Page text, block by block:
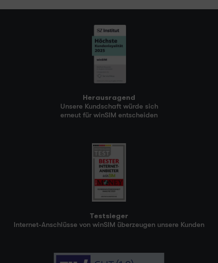
Herausragend
Unsere Kundschaft würde sich
erneut für winSIM entscheiden
Testsieger
Internet-Anschlüsse von winSIM überzeugen unsere Kunden